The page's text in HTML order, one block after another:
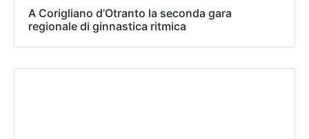
A Corigliano d’Otranto la seconda gara
regionale di ginnastica ritmica